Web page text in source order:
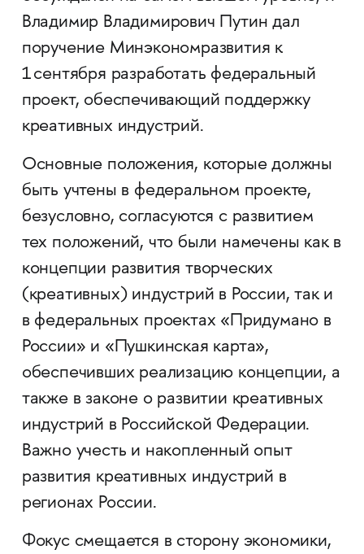
Владимир Владимирович Путин дал
поручение Минэкономразвития к
1 сентября разработать федеральный
проект, обеспечивающий поддержку
креативных индустрий.
Основные положения, которые должны
быть учтены в федеральном проекте,
безусловно, согласуются с развитием
тех положений, что были намечены как в
концепции развития творческих
(креативных) индустрий в России, так и
в федеральных проектах «Придумано в
России» и «Пушкинская карта»,
обеспечивших реализацию концепции, а
также в законе о развитии креативных
индустрий в Российской Федерации.
Важно учесть и накопленный опыт
развития креативных индустрий в
регионах России.
Фокус смещается в сторону экономики,